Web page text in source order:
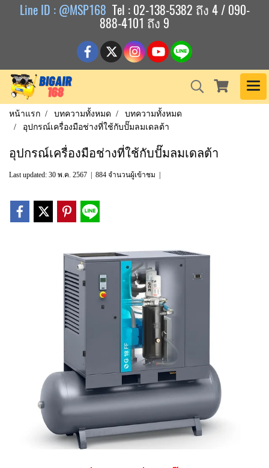
Line ID : @MSP168 Tel : 02-138-5382 ถึง 4 / 090-
888-4101 ถึง 9
หน้าแรก บทความทั้งหมด
บทความทั้งหมด
อุปกรณ์เครื่องมือช่างที่ใช้กับปั๊มลมเดลต้า
อุปกรณ์เครื่องมือช่างที่ใช้กับปั๊มลมเดลต้า
Last updated: 30 พ.ค. 2567 884 จำนวนผู้เข้าชม